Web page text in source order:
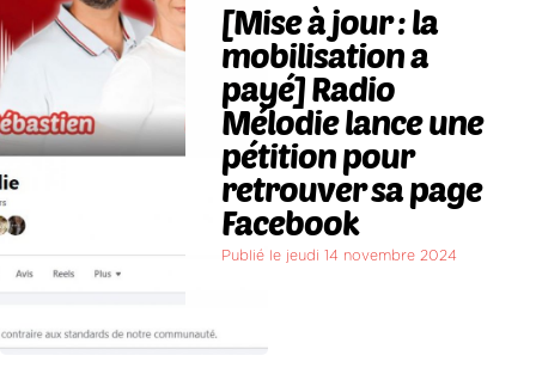
[Mise à jour : la
mobilisation a
payé] Radio
Mélodie lance une
pétition pour
retrouver sa page
Facebook
Publié le jeudi 14 novembre 2024